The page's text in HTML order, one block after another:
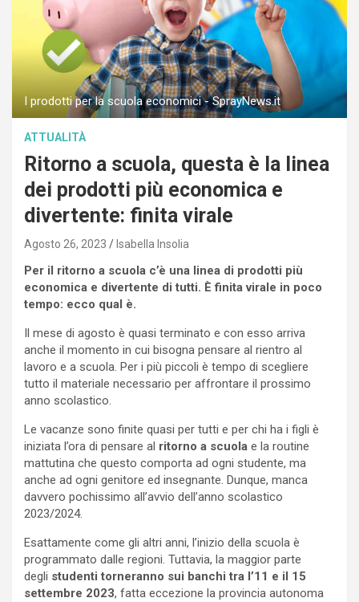
I prodotti per la scuola economici - SprayNews.it
ATTUALITÀ
Ritorno a scuola, questa è la linea
dei prodotti più economica e
divertente: finita virale
Agosto 26, 2023 Isabella Insolia
Per il ritorno a scuola c’è una linea di prodotti più
economica e divertente di tutti. È finita virale in poco
tempo: ecco qual è.
Il mese di agosto è quasi terminato e con esso arriva
anche il momento in cui bisogna pensare al rientro al
lavoro e a scuola. Per i più piccoli è tempo di scegliere
tutto il materiale necessario per affrontare il prossimo
anno scolastico.
Le vacanze sono finite quasi per tutti e per chi ha i figli è
iniziata l’ora di pensare al ritorno a scuola e la routine
mattutina che questo comporta ad ogni studente, ma
anche ad ogni genitore ed insegnante. Dunque, manca
davvero pochissimo all’avvio dell’anno scolastico
2023/2024.
Esattamente come gli altri anni, l’inizio della scuola è
programmato dalle regioni. Tuttavia, la maggior parte
degli studenti torneranno sui banchi tra l’11 e il 15
settembre 2023, fatta eccezione la provincia autonoma